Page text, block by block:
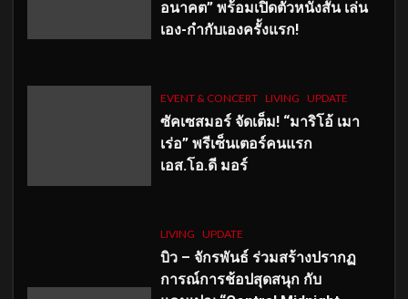
อนาคต” พร้อมเปิดตัวหนังสั้น เล่น
เอง-กำกับเองครั้งแรก!
EVENT & CONCERT LIVING UPDATE
ซัคเซสมอร์ จัดเต็ม! “มาริโอ้ เมา
เร่อ” พรีเซ็นเตอร์คนแรก
เอส.โอ.ดี มอร์
LIVING UPDATE
บิว – จักรพันธ์ ร่วมสร้างปรากฏ
การณ์การช้อปสุดสนุก กับ